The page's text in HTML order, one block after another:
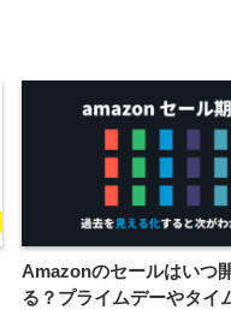
Amazonのセールはいつ
る？プライムデーやタイ